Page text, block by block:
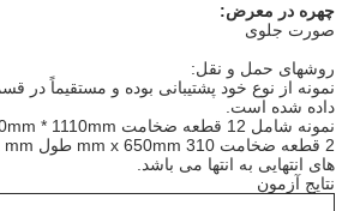
چهره در معرض:
صورت جلوی
روشهای حمل و نقل:
نمونه از نوع خود پشتیبانی بوده و مستقیماً در
داده شده است.
های انتهایی به انتها می باشد.
نتایج آزمون